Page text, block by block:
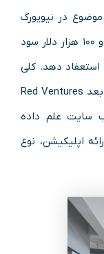
در نیویورک
تایمز به چاپ رسید در عرض یک ماه برای او ۱۰۰ هزار دلار سود
دهد. کلی
این سایت را به Bankrate فروخت و مدتی بعد Red Ventures
سایت علم داده
اپلیکیشن، نوع